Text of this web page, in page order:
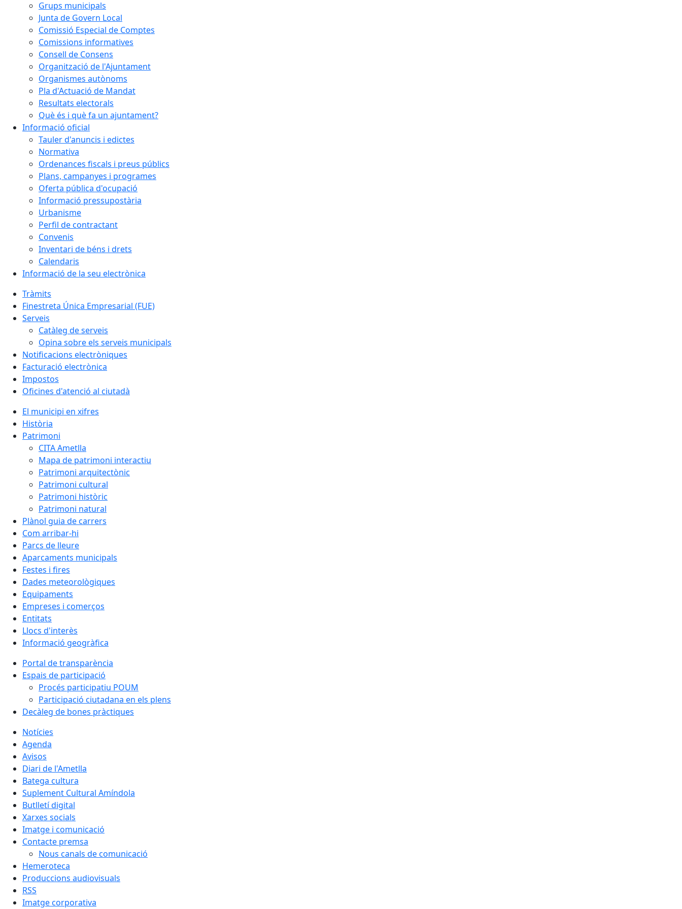
Grups municipals
Junta de Govern Local
Comissió Especial de Comptes
Comissions informatives
Consell de Consens
Organització de l'Ajuntament
Organismes autònoms
Pla d'Actuació de Mandat
Resultats electorals
Què és i què fa un ajuntament?
Informació oficial
Tauler d'anuncis i edictes
Normativa
Ordenances fiscals i preus públics
Plans, campanyes i programes
Oferta pública d'ocupació
Informació pressupostària
Urbanisme
Perfil de contractant
Convenis
Inventari de béns i drets
Calendaris
Informació de la seu electrònica
Tràmits
Finestreta Única Empresarial (FUE)
Serveis
Catàleg de serveis
Opina sobre els serveis municipals
Notificacions electròniques
Facturació electrònica
Impostos
Oficines d'atenció al ciutadà
El municipi en xifres
Història
Patrimoni
CITA Ametlla
Mapa de patrimoni interactiu
Patrimoni arquitectònic
Patrimoni cultural
Patrimoni històric
Patrimoni natural
Plànol guia de carrers
Com arribar-hi
Parcs de lleure
Aparcaments municipals
Festes i fires
Dades meteorològiques
Equipaments
Empreses i comerços
Entitats
Llocs d'interès
Informació geogràfica
Portal de transparència
Espais de participació
Procés participatiu POUM
Participació ciutadana en els plens
Decàleg de bones pràctiques
Notícies
Agenda
Avisos
Diari de l'Ametlla
Batega cultura
Suplement Cultural Amíndola
Butlletí digital
Xarxes socials
Imatge i comunicació
Contacte premsa
Nous canals de comunicació
Hemeroteca
Produccions audiovisuals
RSS
Imatge corporativa